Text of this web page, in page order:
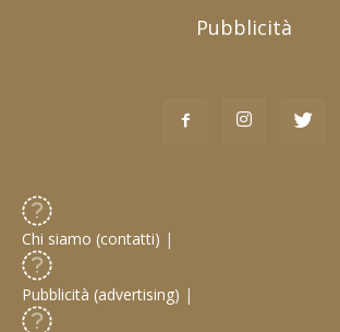
Pubblicità
Chi siamo (contatti) |
Pubblicità (advertising) |